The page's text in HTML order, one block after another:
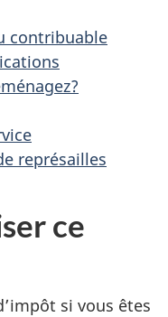
contribuable
représailles
ce
si vous êtes